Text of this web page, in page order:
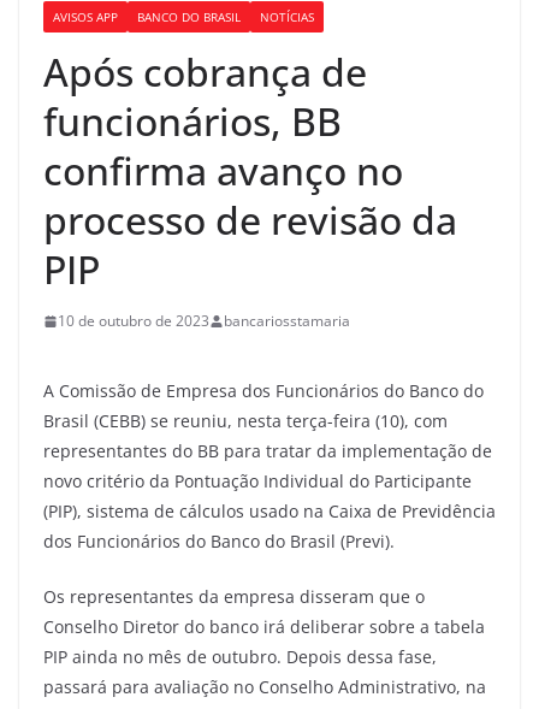
AVISOS APP BANCO DO BRASIL NOTÍCIAS
Após cobrança de
funcionários, BB
confirma avanço no
processo de revisão da
PIP
10 de outubro de 2023 bancariosstamaria
A Comissão de Empresa dos Funcionários do Banco do
Brasil (CEBB) se reuniu, nesta terça-feira (10), com
representantes do BB para tratar da implementação de
novo critério da Pontuação Individual do Participante
(PIP), sistema de cálculos usado na Caixa de Previdência
dos Funcionários do Banco do Brasil (Previ).
Os representantes da empresa disseram que o
Conselho Diretor do banco irá deliberar sobre a tabela
PIP ainda no mês de outubro. Depois dessa fase,
passará para avaliação no Conselho Administrativo, na